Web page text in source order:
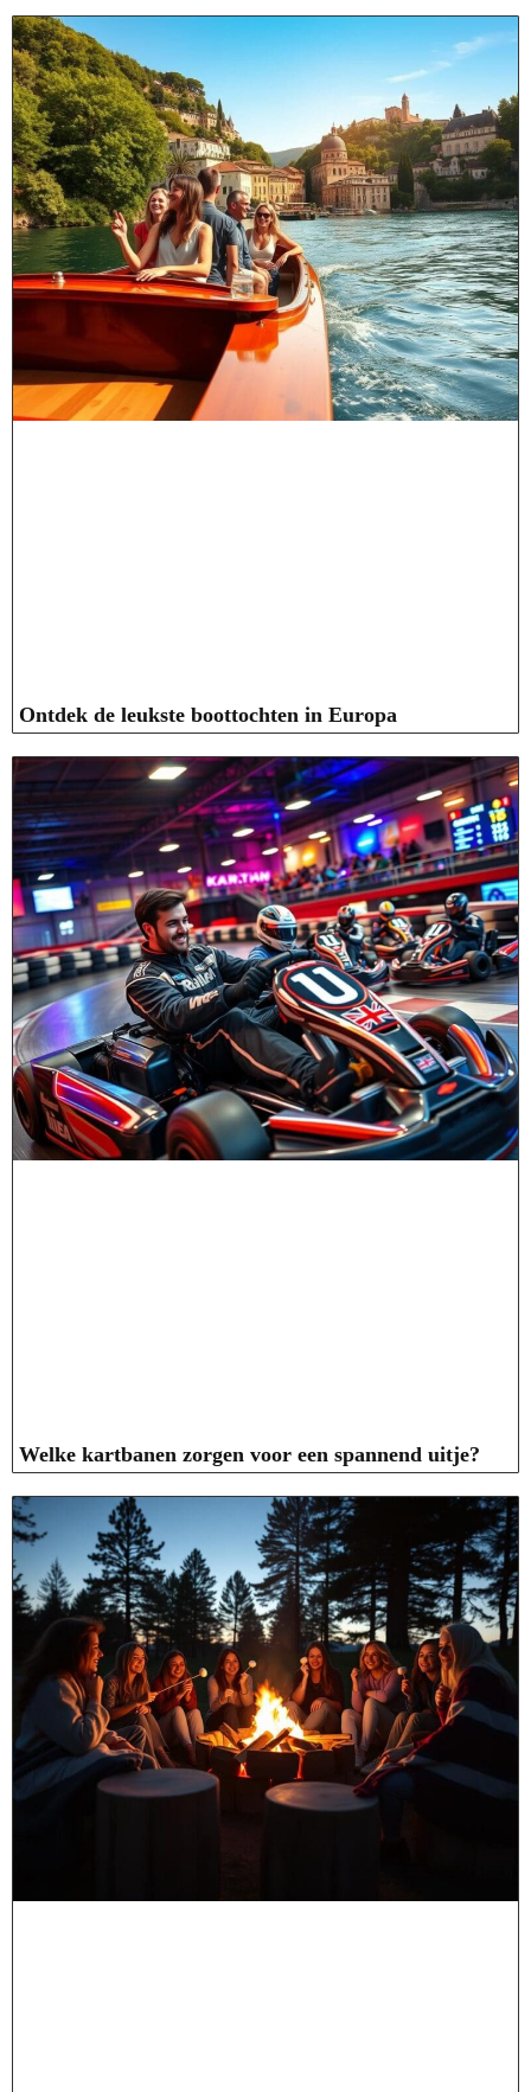
Ontdek de leukste boottochten in Europa
Welke kartbanen zorgen voor een spannend uitje?